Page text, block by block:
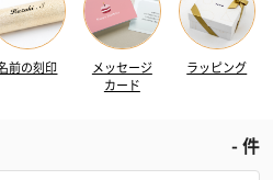
前の刻印
メッセージ
カード
ラッピング
-件